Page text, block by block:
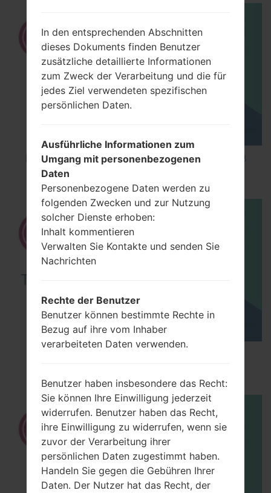
How to Factory Reset through code on LG K8
In den entsprechenden Abschnitten
dieses Dokuments finden Benutzer
zusätzliche detaillierte Informationen
zum Zweck der Verarbeitung und die für
jedes Ziel verwendeten spezifischen
persönlichen Daten.
Ausführliche Informationen zum
Umgang mit personenbezogenen
Daten
Personenbezogene Daten werden zu
folgenden Zwecken und zur Nutzung
solcher Dienste erhoben:
Inhalt kommentieren
Verwalten Sie Kontakte und senden Sie
Nachrichten
Rechte der Benutzer
Benutzer können bestimmte Rechte in
Bezug auf ihre vom Inhaber
verarbeiteten Daten verwenden.
Benutzer haben insbesondere das Recht:
Sie können Ihre Einwilligung jederzeit
widerrufen. Benutzer haben das Recht,
ihre Einwilligung zu widerrufen, wenn sie
zuvor der Verarbeitung ihrer
persönlichen Daten zugestimmt haben.
Handeln Sie gegen die Gebühren Ihrer
Daten. Der Nutzer hat das Recht, der